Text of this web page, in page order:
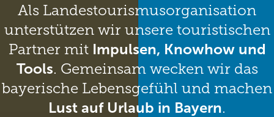
Als Landestourismusorganisation
unterstützen wir unsere touristischen
Partner mit Impulsen, Knowhow und
Tools. Gemeinsam wecken wir das
bayerische Lebensgefühl und machen
Lust auf Urlaub in Bayern.